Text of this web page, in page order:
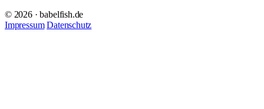
© 2026 · babelfish.de
Impressum Datenschutz